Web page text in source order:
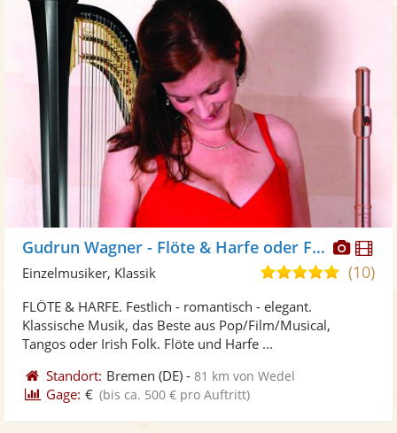
Gudrun Wagner - Flöte & Harfe oder Flöte solo
5,0(10)
Einzelmusiker, Klassik
FLÖTE & HARFE. Festlich - romantisch - elegant.
Klassische Musik, das Beste aus Pop/Film/Musical,
Tangos oder Irish Folk. Flöte und Harfe ...
Standort: Bremen (DE) -81 km von Wedel
Gage: € (bis ca. 500 € pro Auftritt)